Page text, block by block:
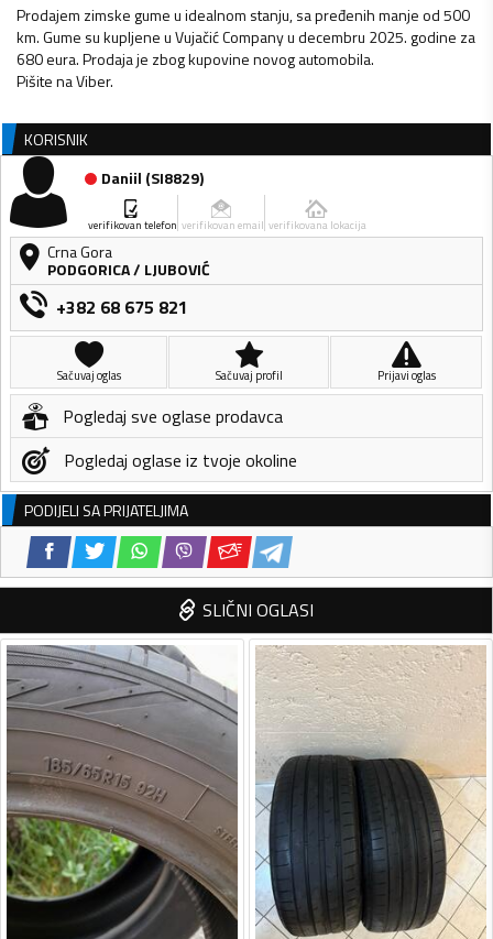
Prodajem zimske gume u idealnom stanju, sa pređenih manje od 500
km. Gume su kupljene u Vujačić Company u decembru 2025. godine za
680 eura. Prodaja je zbog kupovine novog automobila.
Pišite na Viber.
KORISNIK
Daniil (SI8829)
verifikovan telefon verifikovan email verifikovana lokacija
Crna Gora
PODGORICA/ LJUBOVIĆ
+382 68 675 821
Sačuvaj oglas Sačuvaj profil Prijavi oglas
Pogledaj sve oglase prodavca
Pogledaj oglase iz tvoje okoline
PODIJELI SA PRIJATELJIMA
SLIČNI OGLASI